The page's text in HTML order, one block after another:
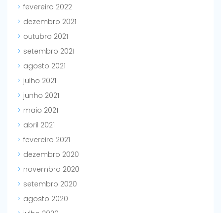
fevereiro 2022
dezembro 2021
outubro 2021
setembro 2021
agosto 2021
julho 2021
junho 2021
maio 2021
abril 2021
fevereiro 2021
dezembro 2020
novembro 2020
setembro 2020
agosto 2020